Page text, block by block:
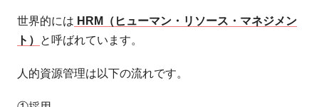
世界的には HRM（ヒューマン・リソース・マネジメン
ト） と呼ばれています。
人的資源管理は以下の流れです。